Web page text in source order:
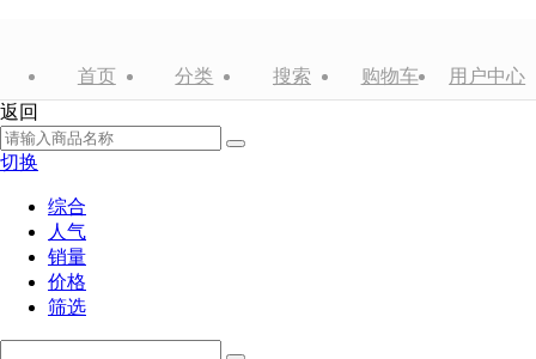
首页 分类 搜索 购物车
用户中心
返回
切换
综合
人气
销量
价格
筛选